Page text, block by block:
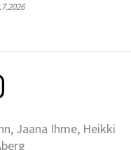
Jaana Ihme, Heikki